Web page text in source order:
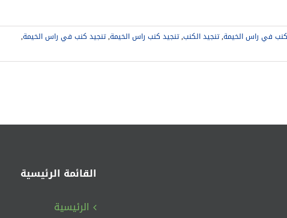
في راس الخيمة,تنجيد الكنب,تنجيد كنب راس الخيمة,تنجيد كنب في راس الخيمة,
القائمة الرئيسية
الرئيسية